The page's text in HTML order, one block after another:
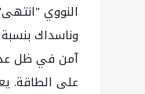
آمن في ظل
على الطاقة.